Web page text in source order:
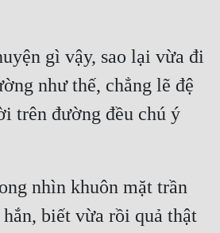
gì vậy, sao lại vừa đi
như thế, chẳng lẽ đệ
trên đường đều chú ý
nhìn khuôn mặt trần
biết vừa rồi quả thật